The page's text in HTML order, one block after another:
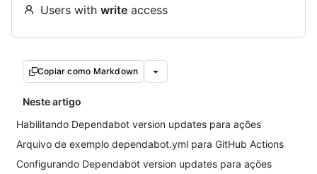
Users with write access
Copiar como Markdown
Neste artigo
Habilitando Dependabot version updates para ações
Arquivo de exemplo dependabot.yml para GitHub Actions
Configurando Dependabot version updates para ações